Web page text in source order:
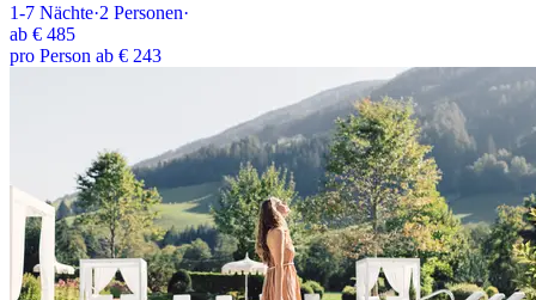
1-7 Nächte·2 Personen·
ab € 485
pro Person ab € 243